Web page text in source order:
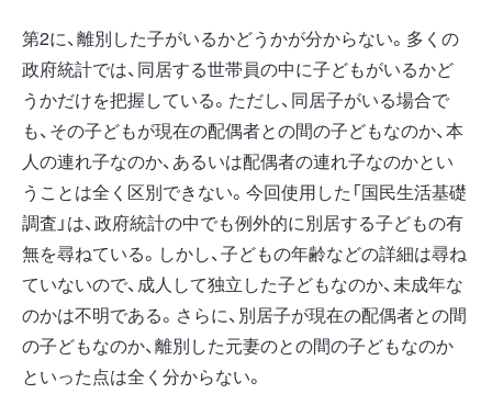
第2に、離別した子がいるかどうかが分からない。多くの
政府統計では、同居する世帯員の中に子どもがいるかど
うかだけを把握している。ただし、同居子がいる場合で
も、その子どもが現在の配偶者との間の子どもなのか、本
人の連れ子なのか、あるいは配偶者の連れ子なのかとい
うことは全く区別できない。今回使用した「国民生活基礎
調査」は、政府統計の中でも例外的に別居する子どもの有
無を尋ねている。しかし、子どもの年齢などの詳細は尋ね
ていないので、成人して独立した子どもなのか、未成年な
のかは不明である。さらに、別居子が現在の配偶者との間
の子どもなのか、離別した元妻のとの間の子どもなのか
といった点は全く分からない。